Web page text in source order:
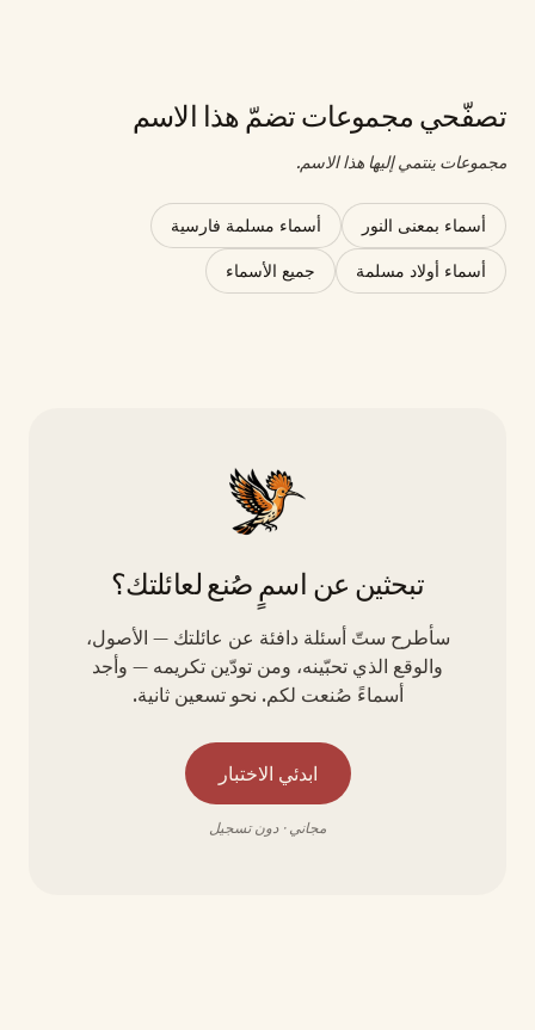
تصفّحي مجموعات تضمّ هذا الاسم
مجموعات ينتمي إليها هذا الاسم.
أسماء بمعنى النور أسماء مسلمة فارسية
أسماء أولاد مسلمة جميع الأسماء
تبحثين عن اسمٍ صُنع لعائلتك؟
سأطرح ستّ أسئلة دافئة عن عائلتك — الأصول،
والوقع الذي تحبّينه، ومن تودّين تكريمه — وأجد
أسماءً صُنعت لكم. نحو تسعين ثانية.
ابدئي الاختبار
مجاني · دون تسجيل